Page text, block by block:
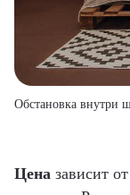
Обстановка внутри
Цена зависит